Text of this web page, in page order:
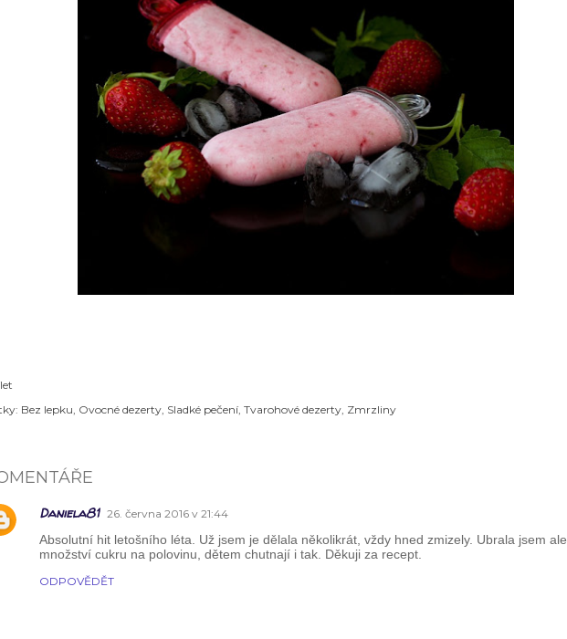
Bez lepku Ovocné dezerty Sladké pečení Tvarohové dezerty Zmrzliny
Daniela81 26. června 2016 v 21:44
Absolutní hit letošního léta. Už jsem je dělala několikrát, vždy hned zmizely. Ubrala jsem ale
množství cukru na polovinu, dětem chutnají i tak. Děkuji za recept.
ODPOVĚDĚT